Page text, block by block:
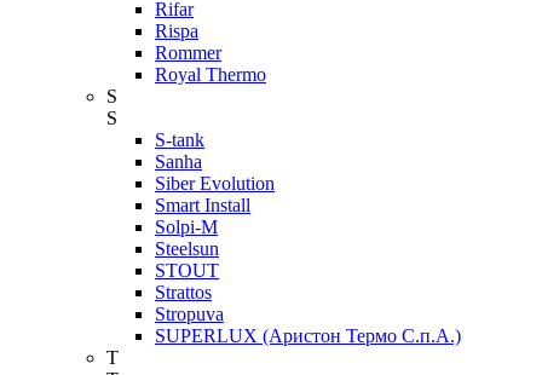
Rifar
Rispa
Rommer
Royal Thermo
S
S
S-tank
Sanha
Siber Evolution
Smart Install
Solpi-M
Steelsun
STOUT
Strattos
Stropuva
SUPERLUX (Аристон Термо С.п.А.)
T